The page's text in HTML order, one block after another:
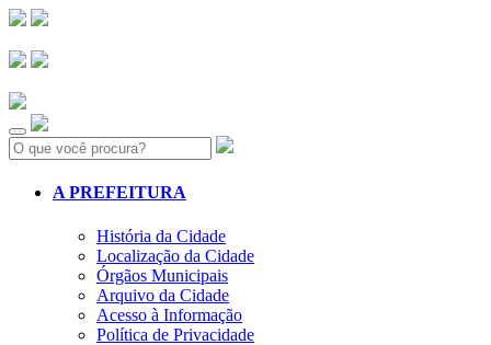
Search:
A PREFEITURA
História da Cidade
Localização da Cidade
Órgãos Municipais
Arquivo da Cidade
Acesso à Informação
Política de Privacidade